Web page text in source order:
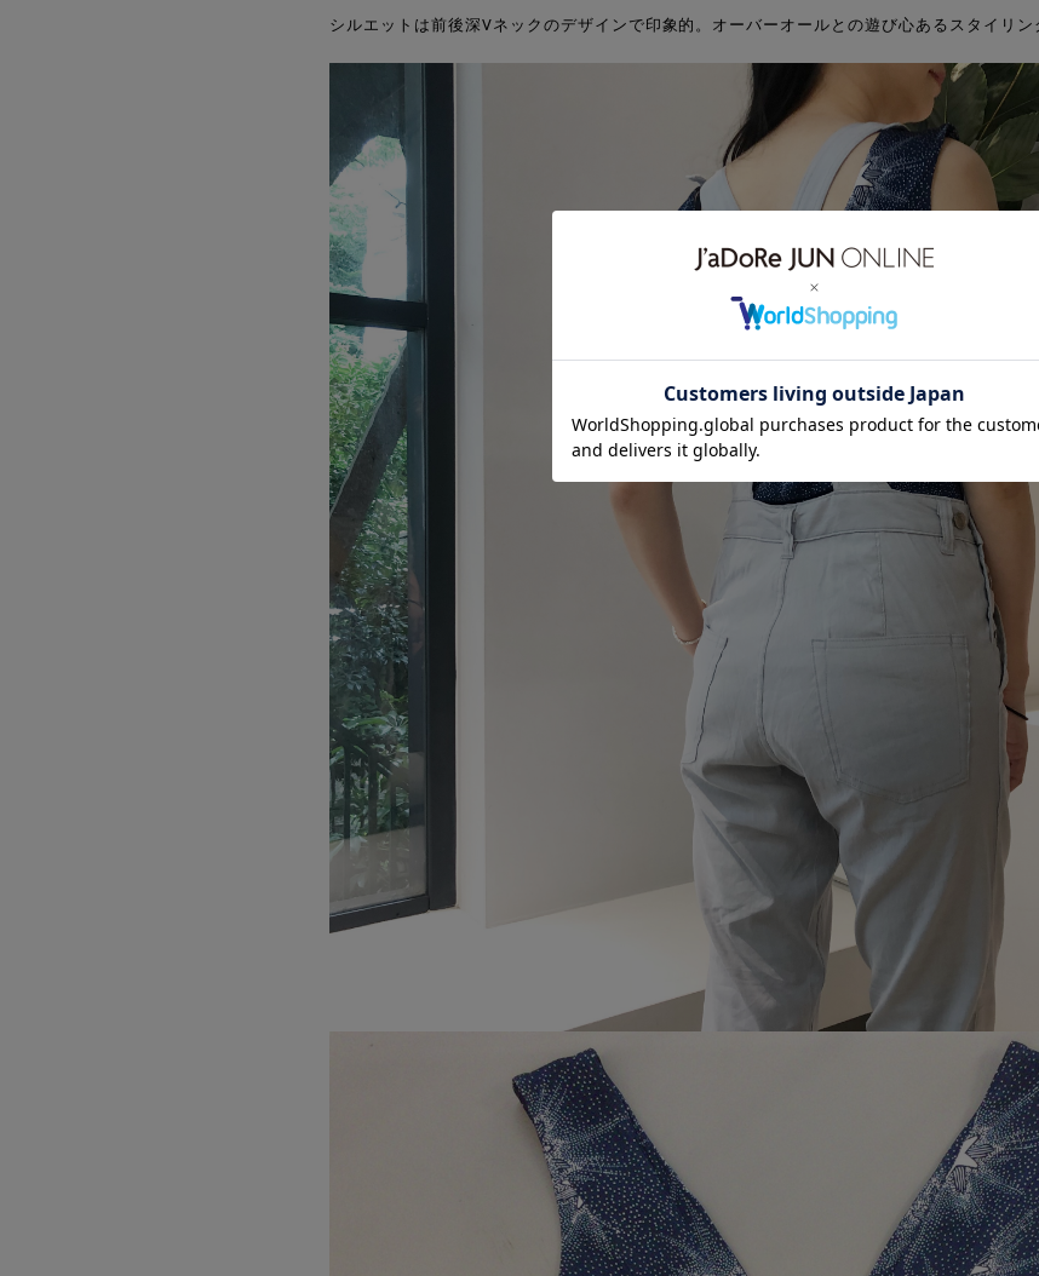
シルエットは前後深Vネックのデザインで印象的。オーバーオールとの遊び心あるスタイリン